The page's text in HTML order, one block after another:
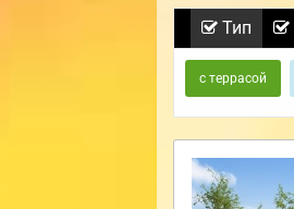
Тип
с террасой